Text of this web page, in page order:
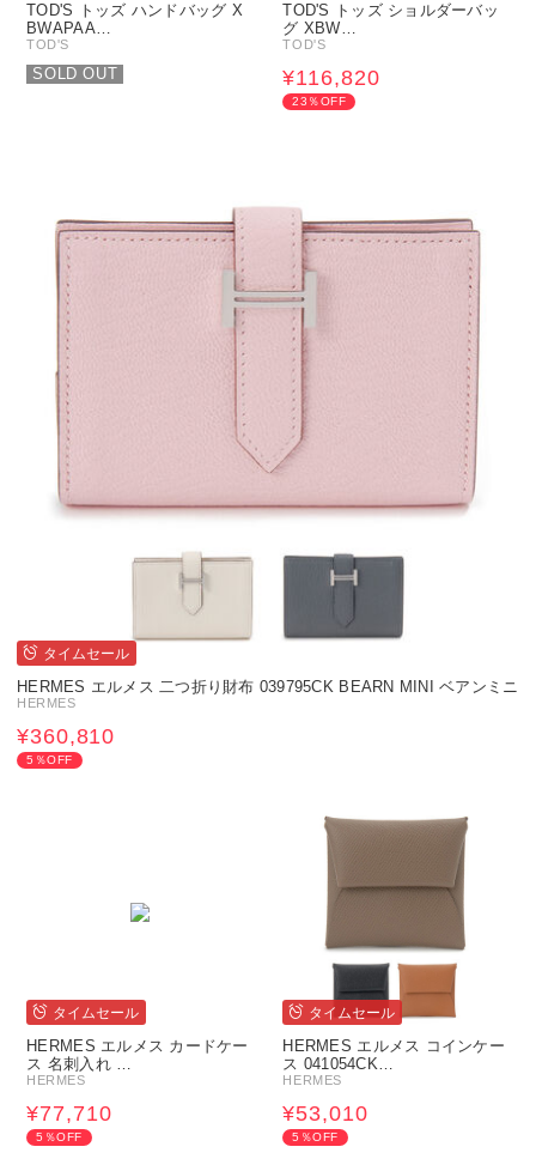
TOD'S トッズ ハンドバッグ X
BWAPAA…
TOD'S
SOLD OUT
TOD'S トッズ ショルダーバッ
グ XBW…
TOD'S
¥116,820
23％OFF
タイムセール
HERMES エルメス 二つ折り財布 039795CK BEARN MINI ベアンミニ
HERMES
¥360,810
5％OFF
タイムセール
HERMES エルメス カードケー
ス 名刺入れ …
HERMES
¥77,710
5％OFF
タイムセール
HERMES エルメス コインケー
ス 041054CK…
HERMES
¥53,010
5％OFF